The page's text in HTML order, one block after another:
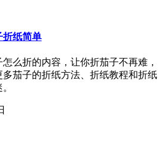
折纸简单
么折的内容，让你折茄子不再难，
茄子的折纸方法、折纸教程和折纸